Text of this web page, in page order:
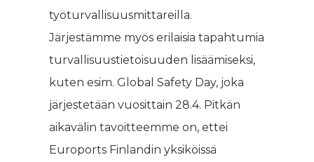
työturvallisuusmittareilla.
Järjestämme myös erilaisia tapahtumia
turvallisuustietoisuuden lisäämiseksi,
kuten esim. Global Safety Day, joka
järjestetään vuosittain 28.4. Pitkän
aikavälin tavoitteemme on, ettei
Euroports Finlandin yksiköissä